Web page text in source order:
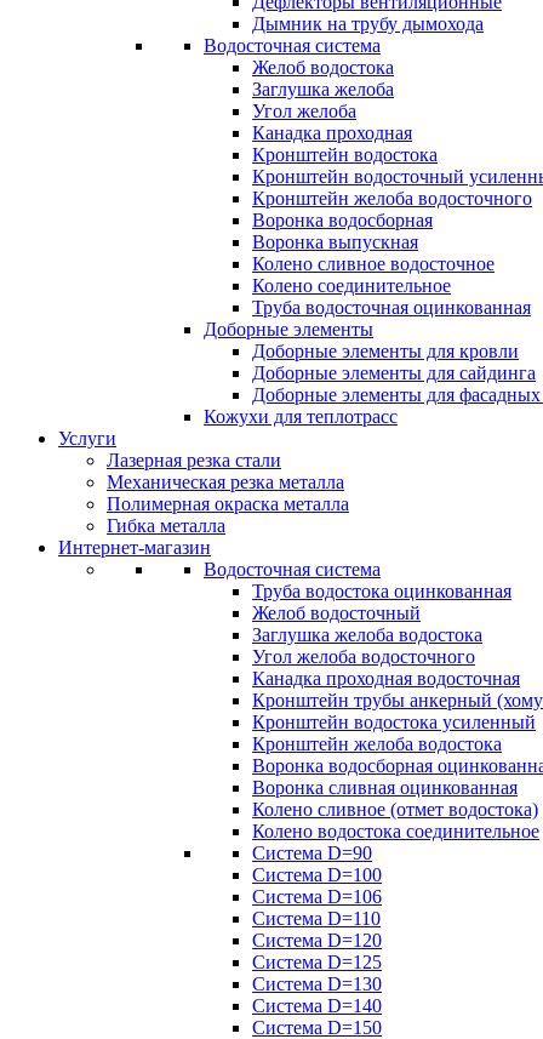
Дымник на трубу дымохода
Водосточная система
Желоб водостока
Заглушка желоба
Угол желоба
Канадка проходная
Кронштейн водостока
Кронштейн водосточный
Кронштейн желоба водосточного
Воронка водосборная
Воронка выпускная
Колено сливное водосточное
Колено соединительное
Труба водосточная оцинкованная
Доборные элементы
Доборные элементы для кровли
Доборные элементы для сайдинга
Доборные элементы для фасадных
Кожухи для теплотрасс
Услуги
Лазерная резка стали
Механическая резка металла
Полимерная окраска металла
Гибка металла
Интернет-магазин
Водосточная система
Труба водостока оцинкованная
Желоб водосточный
Заглушка желоба водостока
Угол желоба водосточного
Канадка проходная водосточная
Кронштейн трубы анкерный
Кронштейн водостока усиленный
Кронштейн желоба водостока
Воронка водосборная
Воронка сливная оцинкованная
Колено сливное (отмет водостока)
Колено водостока соединительное
Система D=90
Система D=100
Система D=106
Система D=110
Система D=120
Система D=125
Система D=130
Система D=140
Система D=150